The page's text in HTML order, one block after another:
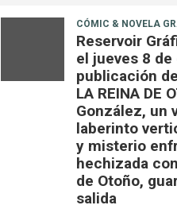
CÓMIC & NOVELA
Reservoir
el jueves 8
publicación
LA REINA DE
González, un
laberinto
y misterio
hechizada
de Otoño,
salida